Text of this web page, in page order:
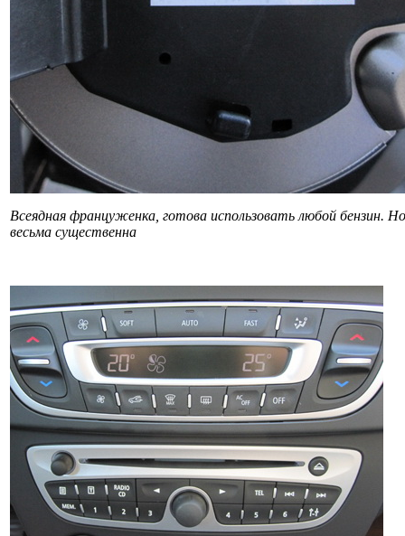
Всеядная француженка, готова использовать любой бензин.
весьма существенна